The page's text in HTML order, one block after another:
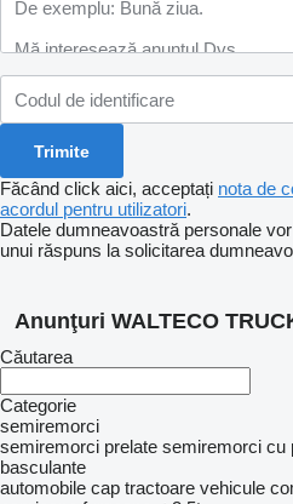
Făcând click aici, acceptați nota de
acordul pentru utilizatori.
Datele dumneavoastră personale
unui răspuns la solicitarea
Anunţuri WALTECO
Căutarea
Categorie
semiremorci
semiremorci prelate semiremorci cu
basculante
automobile cap tractoare vehicule